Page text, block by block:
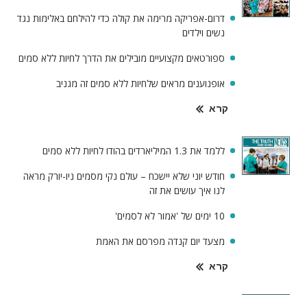
דרום-אפריקה מרימה את קולה כדי להילחם באלימות נגד
נשים וילדים
ספורטאים מקצועיים מובילים את הדרך לחיות ללא סמים
אופנוענים מראים שלחיות ללא סמים זה מגניב
קרא
ללמד את 1.3 המיליארדים בהודו לחיות ללא סמים
חודש יוני שלא יישכח – עולם נקי מסמים ניו-יורק מראה
לנו איך עושים את זה
10 ימים של 'אמור לא לסמים'
מצעד יום קנדה מפרסם את האמת
קרא